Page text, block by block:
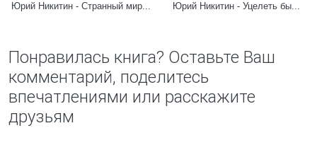
Юрий Никитин - Странный мир... Юрий Никитин - Уцелеть бы...
Понравилась книга? Оставьте Ваш
комментарий, поделитесь
впечатлениями или расскажите
друзьям